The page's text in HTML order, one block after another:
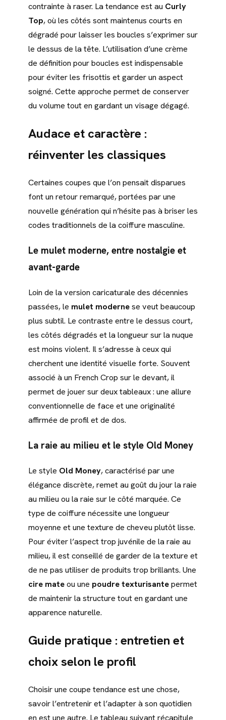
contrainte à raser. La tendance est au Curly
Top, où les côtés sont maintenus courts en
dégradé pour laisser les boucles s’exprimer sur
le dessus de la tête. L’utilisation d’une crème
de définition pour boucles est indispensable
pour éviter les frisottis et garder un aspect
soigné. Cette approche permet de conserver
du volume tout en gardant un visage dégagé.
Audace et caractère :
réinventer les classiques
Certaines coupes que l’on pensait disparues
font un retour remarqué, portées par une
nouvelle génération qui n’hésite pas à briser les
codes traditionnels de la coiffure masculine.
Le mulet moderne, entre nostalgie et
avant-garde
Loin de la version caricaturale des décennies
passées, le mulet modernese veut beaucoup
plus subtil. Le contraste entre le dessus court,
les côtés dégradés et la longueur sur la nuque
est moins violent. Il s’adresse à ceux qui
cherchent une identité visuelle forte. Souvent
associé à un French Crop sur le devant, il
permet de jouer sur deux tableaux : une allure
conventionnelle de face et une originalité
affirmée de profil et de dos.
La raie au milieu et le style Old Money
Le style Old Money, caractérisé par une
élégance discrète, remet au goût du jour la raie
au milieu ou la raie sur le côté marquée. Ce
type de coiffure nécessite une longueur
moyenne et une texture de cheveu plutôt lisse.
Pour éviter l’aspect trop juvénile de la raie au
milieu, il est conseillé de garder de la texture et
de ne pas utiliser de produits trop brillants. Une
cire mateou une poudre texturisantepermet
de maintenir la structure tout en gardant une
apparence naturelle.
Guide pratique : entretien et
choix selon le profil
Choisir une coupe tendance est une chose,
savoir l’entretenir et l’adapter à son quotidien